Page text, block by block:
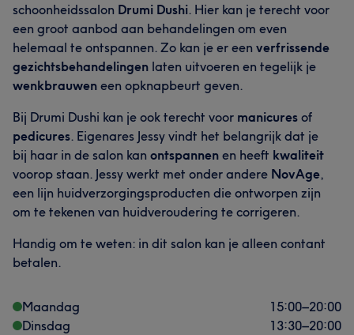
schoonheidssalon Drumi Dushi. Hier kan je terecht voor
een groot aanbod aan behandelingen om even
helemaal te ontspannen. Zo kan je er een verfrissende
gezichtsbehandelingen laten uitvoeren en tegelijk je
wenkbrauwen een opknapbeurt geven.
Bij Drumi Dushi kan je ook terecht voor manicures of
pedicures. Eigenares Jessy vindt het belangrijk dat je
bij haar in de salon kan ontspannen en heeft kwaliteit
voorop staan. Jessy werkt met onder andere NovAge,
een lijn huidverzorgingsproducten die ontworpen zijn
om te tekenen van huidveroudering te corrigeren.
Handig om te weten: in dit salon kan je alleen contant
betalen.
Maandag 15:00–20:00
Dinsdag
13:30–20:00